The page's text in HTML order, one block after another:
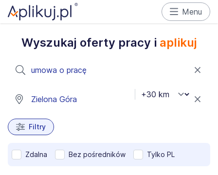
Menu
Wyszukaj oferty pracy i aplikuj
Filtry
Zdalna Bez pośredników Tylko PL